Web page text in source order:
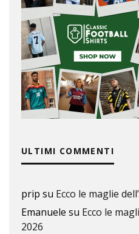
ULTIMI COMMENTI
prip su Ecco le maglie
Emanuele su Ecco le
2026